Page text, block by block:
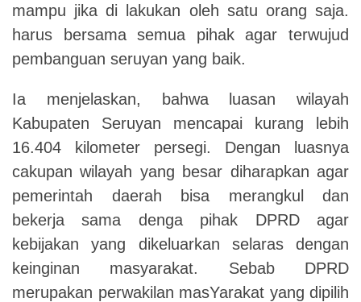
mampu jika di lakukan oleh satu orang saja.
harus bersama semua pihak agar terwujud
pembanguan seruyan yang baik.
Ia menjelaskan, bahwa luasan wilayah
Kabupaten Seruyan mencapai kurang lebih
16.404 kilometer persegi. Dengan luasnya
cakupan wilayah yang besar diharapkan agar
pemerintah daerah bisa merangkul dan
bekerja sama denga pihak DPRD agar
kebijakan yang dikeluarkan selaras dengan
keinginan masyarakat. Sebab DPRD
merupakan perwakilan masYarakat yang dipilih